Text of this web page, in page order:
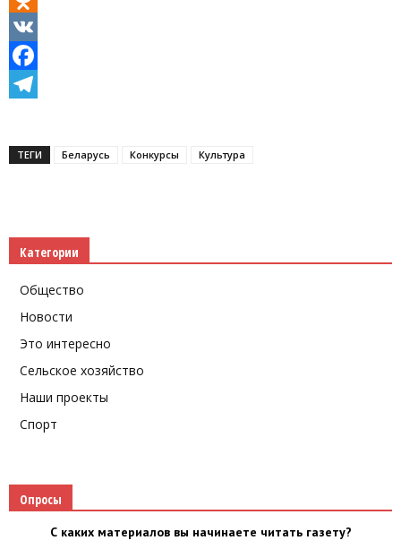
Odnoklassniki
VK
Facebook
ТЕГИ Беларусь Конкурсы Культура
Категории
Общество
Новости
Это интересно
Сельское хозяйство
Наши проекты
Спорт
Опросы
С каких материалов вы начинаете читать газету?